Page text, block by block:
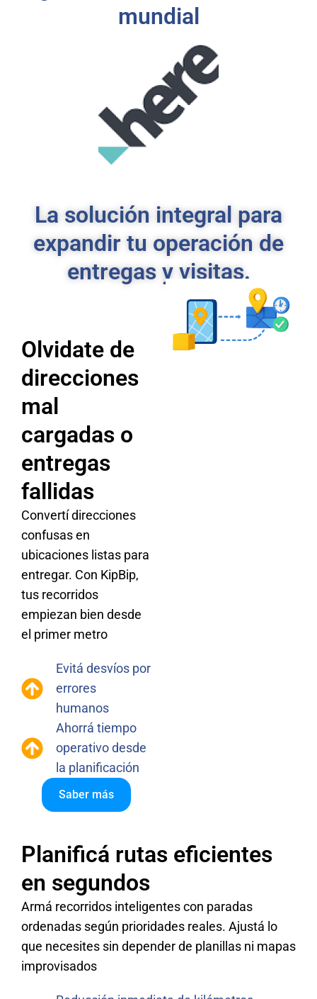
mundial
La solución integral para
expandir tu operación de
entregas y visitas.
Olvidate de
direcciones
mal
cargadas o
entregas
fallidas
Convertí direcciones
confusas en
ubicaciones listas para
entregar. Con KipBip,
tus recorridos
empiezan bien desde
el primer metro
Evitá desvíos por
errores
humanos
Ahorrá tiempo
operativo desde
la planificación
Saber más
Planificá rutas eficientes
en segundos
Armá recorridos inteligentes con paradas
ordenadas según prioridades reales. Ajustá lo
que necesites sin depender de planillas ni mapas
improvisados